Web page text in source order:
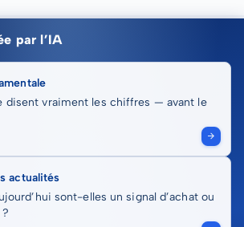
par l’IA
disent vraiment les chiffres — avant le
actualités
sont-elles un signal d’achat ou